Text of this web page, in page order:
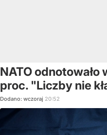
NATO odnotowało
proc. "Liczby nie
Dodano: wczoraj 20:52